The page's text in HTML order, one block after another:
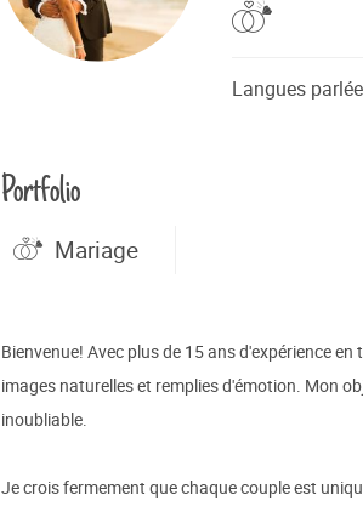
Langues
Portfolio
Mariage
Bienvenue! Avec plus de 15 ans d'expérience
images naturelles et remplies d'émotion. Mon
inoubliable.
Je crois fermement que chaque couple est